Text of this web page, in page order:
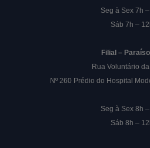
Seg à Sex 7h
Sáb 7h –
Filial –
Rua Voluntário da
Nº 260 Prédio do Hospital
Seg à Sex 8h
Sáb 8h –